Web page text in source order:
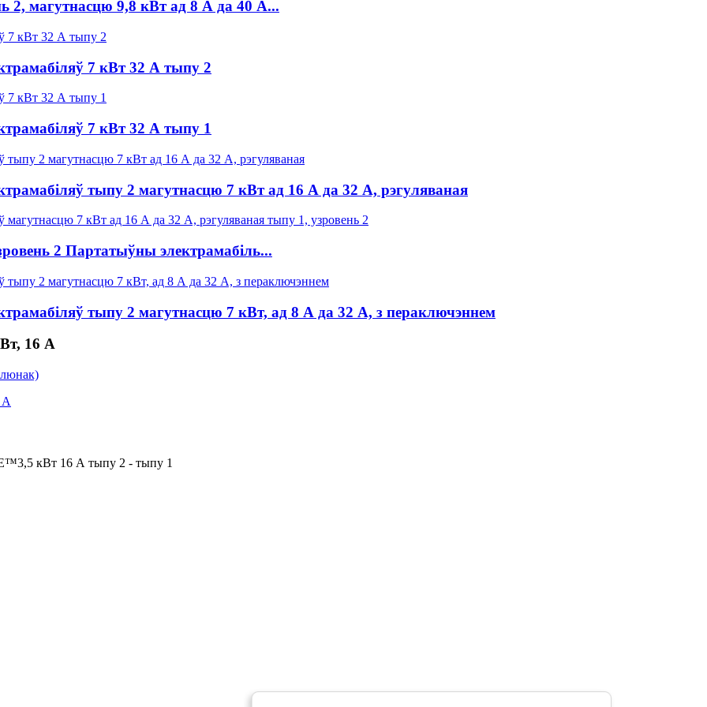
2, магутнасцю 9,8 кВт ад 8 А да 40 А...
7 кВт 32 А тыпу 2
7 кВт 32 А тыпу 1
тыпу 2 магутнасцю 7 кВт ад 16 А да 32 А, рэгуляваная
2 Партатыўны электрамабіль...
тыпу 2 магутнасцю 7 кВт, ад 8 А да 32 А, з пераключэннем
16 А
кВт 16 А тыпу 2 - тыпу 1